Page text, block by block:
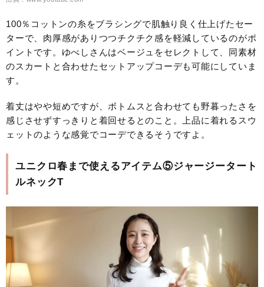
100％コットンの糸をブラシングで肌触り良く仕上げたセー
ターで、肉厚感がありつつチクチク感を軽減しているのがポ
イントです。ゆべしさんはベージュをセレクトして、同素材
のスカートと合わせたセットアップコーデも可能にしていま
す。
着丈はやや短めですが、ボトムスと合わせても野暮ったさを
感じさせずすっきりと着回せるとのこと。上品に着れるスウ
ェットのような感覚でコーデできるそうですよ。
ユニクロ春まで使えるアイテム⑤ジャージータート
ルネックT